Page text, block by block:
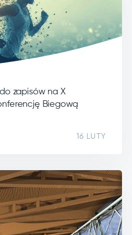
zapisów na X
Biegową
16 LUTY